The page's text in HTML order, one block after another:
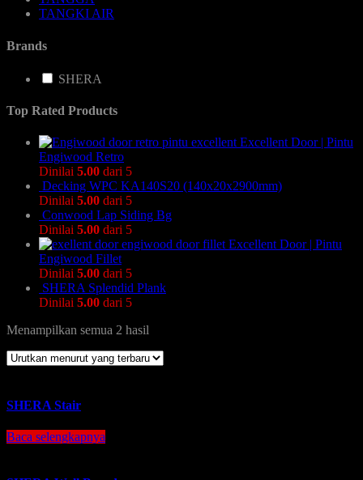
TANGKI AIR
Brands
SHERA
Top Rated Products
Excellent Door | Pintu
Engiwood Retro
Dinilai 5.00 dari 5
Decking WPC KA140S20 (140x20x2900mm)
Dinilai 5.00 dari 5
Conwood Lap Siding Bg
Dinilai 5.00 dari 5
Excellent Door | Pintu
Engiwood Fillet
Dinilai 5.00 dari 5
SHERA Splendid Plank
Dinilai 5.00 dari 5
Menampilkan semua 2 hasil
SHERA Stair
Baca selengkapnya